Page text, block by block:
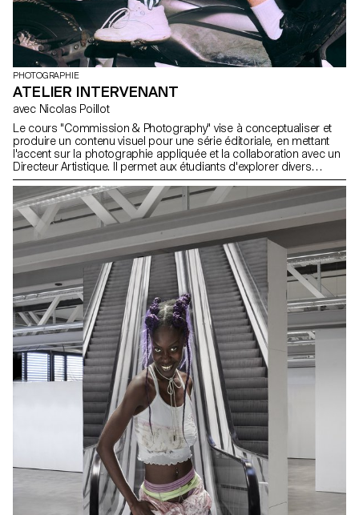
PHOTOGRAPHIE
ATELIER INTERVENANT
avec Nicolas Poillot
Le cours "Commission & Photography" vise à conceptualiser et
produire un contenu visuel pour une série éditoriale, en mettant
l'accent sur la photographie appliquée et la collaboration avec un
Directeur Artistique. Il permet aux étudiants d'explorer divers
territoires photographiques tels que l'éditorial, le documentaire, la
mode, le still life et la fiction. Les objectifs incluent la
compréhension des commandes éditoriales, la conceptualisation
et la présentation des idées, ainsi que la collaboration efficace
avec un Directeur Artistique. Les étudiants doivent produire une
série d'images en respectant la thématique et les contraintes
données, tout en développant une recherche préliminaire, une
méthodologie structurée, une architecture de série et en trouvant
des solutions aux problèmes créatifs rencontrés. La thématique
implique que chaque étudiant sélectionne et photographie trois
objets personnels qui leur tiennent à cœur.